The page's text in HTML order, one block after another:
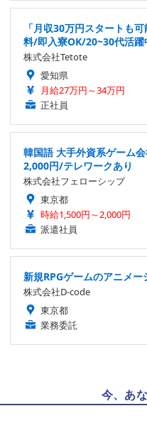
「月収30万円スタートも
料/即入寮OK/20~30代活躍
株式会社Tetote
愛知県
月給27万円～34万円
正社員
韓国語 大手外資系ゲーム
2,000円/テレワークあり
株式会社フェローシップ
東京都
時給1,500円～2,000円
派遣社員
新規RPGゲームのアニメ
株式会社D-code
東京都
業務委託
今、あ